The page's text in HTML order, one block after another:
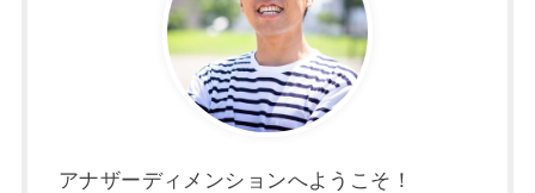
アナザーディメンションへようこそ！